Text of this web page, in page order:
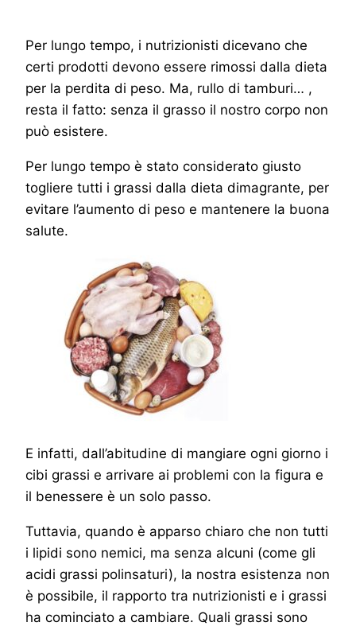
Per lungo tempo, i nutrizionisti dicevano che
certi prodotti devono essere rimossi dalla dieta
per la perdita di peso. Ma, rullo di tamburi… ,
resta il fatto: senza il grasso il nostro corpo non
può esistere.
Per lungo tempo è stato considerato giusto
togliere tutti i grassi dalla dieta dimagrante, per
evitare l’aumento di peso e mantenere la buona
salute.
E infatti, dall’abitudine di mangiare ogni giorno i
cibi grassi e arrivare ai problemi con la figura e
il benessere è un solo passo.
Tuttavia, quando è apparso chiaro che non tutti
i lipidi sono nemici, ma senza alcuni (come gli
acidi grassi polinsaturi), la nostra esistenza non
è possibile, il rapporto tra nutrizionisti e i grassi
ha cominciato a cambiare. Quali grassi sono